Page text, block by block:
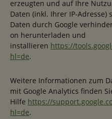
erzeugten und auf Ihre
Daten (inkl. Ihrer IP-
Daten durch Google
on herunterladen und
installieren https://
hl=de.
Weitere Informationen zum
mit Google Analytics finden
Hilfe https://
hl=de.